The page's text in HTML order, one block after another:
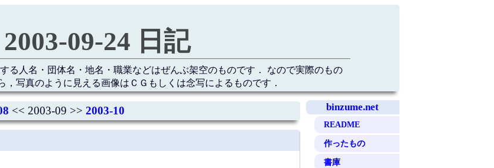
2003-09-24 日記
る人名・団体名・地名・職業などはぜんぶ架空のものです． なので実際のもの
，写真のように見える画像はＣＧもしくは念写によるものです．
binzume.net
README
作ったもの
書庫
<< 2003-09 >> 2003-10